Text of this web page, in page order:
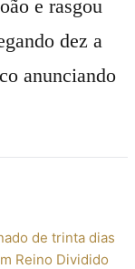
e rasgou
dez a
anunciando
de trinta dias
Reino Dividido